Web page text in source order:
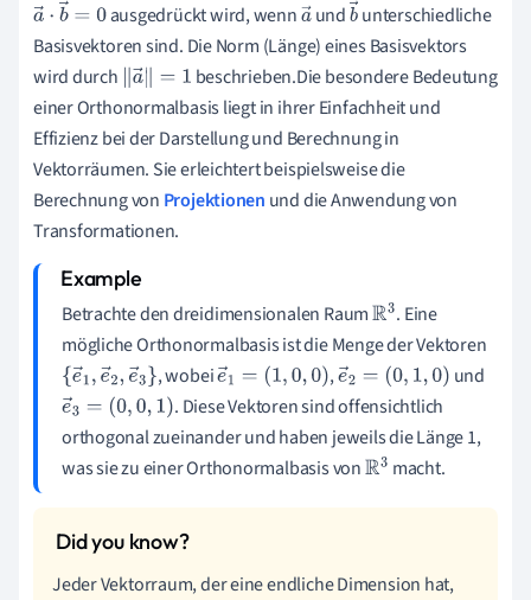
a→ ⋅b →= 0 ausgedrückt wird, wenna
→
undb
→
unterschiedliche
Basisvektoren sind. Die Norm (Länge) eines Basisvektors
wird durch ‖ a→ =1
beschrieben.Die besondere Bedeutung
einer Orthonormalbasis liegt in ihrer Einfachheit und
Effizienz bei der Darstellung und Berechnung in
Vektorräumen. Sie erleichtert beispielsweise die
Berechnung von Projektionen und die Anwendung von
Transformationen.
Betrachte den dreidimensionalen RaumR3 . Eine
mögliche Orthonormalbasis ist die Menge der Vektoren
{e→1,e→2,e→
3}
, wobeie→ 1=( 1,0,0) ,e→ 2=( 0,1, 0)
und
e→ 3=( 0,0,1)
. Diese Vektoren sind offensichtlich
orthogonal zueinander und haben jeweils die Länge 1,
was sie zu einer Orthonormalbasis vonR3 macht.
Jeder Vektorraum, der eine endliche Dimension hat,